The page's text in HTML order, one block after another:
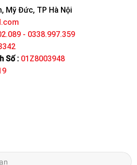
Mỹ Đức, TP Hà Nội
- 0338.997.359
Số : 01Z8003948